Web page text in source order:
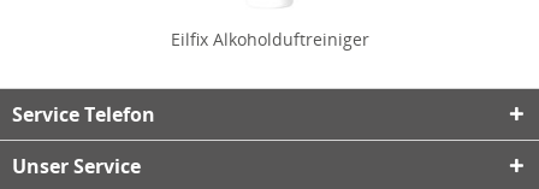
Eilfix Alkoholduftreiniger
Service Telefon
Unser Service